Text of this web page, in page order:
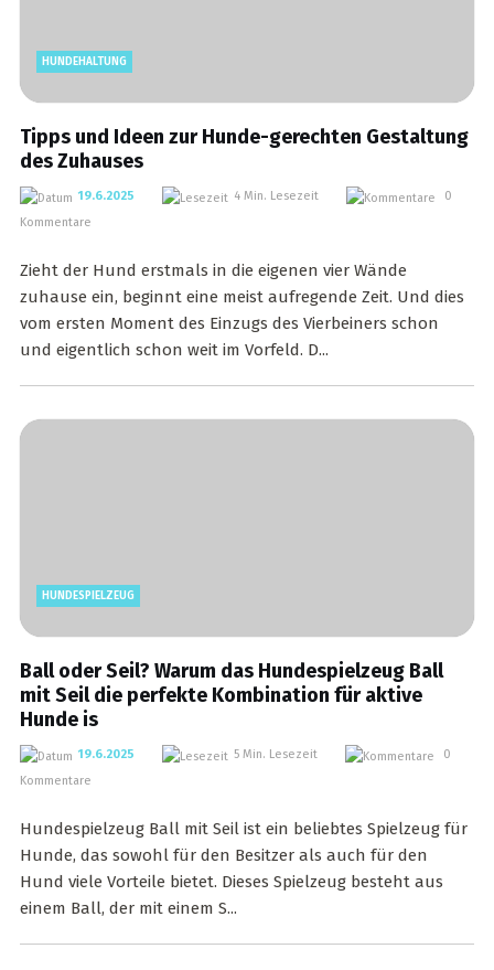
HUNDEHALTUNG
Tipps und Ideen zur Hunde-gerechten Gestaltung
des Zuhauses
19.6.2025 4 Min. Lesezeit
0
Kommentare
Zieht der Hund erstmals in die eigenen vier Wände
zuhause ein, beginnt eine meist aufregende Zeit. Und dies
vom ersten Moment des Einzugs des Vierbeiners schon
und eigentlich schon weit im Vorfeld. D...
HUNDESPIELZEUG
Ball oder Seil? Warum das Hundespielzeug Ball
mit Seil die perfekte Kombination für aktive
Hunde is
19.6.2025 5 Min. Lesezeit
0
Kommentare
Hundespielzeug Ball mit Seil ist ein beliebtes Spielzeug für
Hunde, das sowohl für den Besitzer als auch für den
Hund viele Vorteile bietet. Dieses Spielzeug besteht aus
einem Ball, der mit einem S...